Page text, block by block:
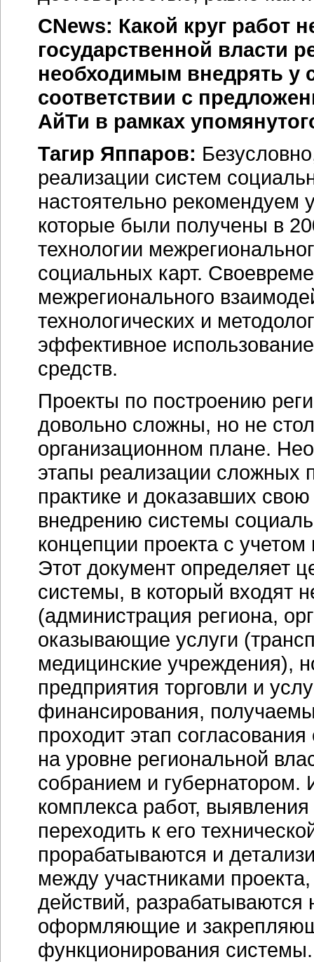
CNews: Какой круг работ
государственной власти
необходимым внедрять у
соответствии с
АйТи в рамках
Тагир Яппаров:
реализации систем
настоятельно рекомендуем
которые были получены в
технологии
социальных карт.
межрегионального
технологических и
эффективное
средств.
Проекты по построению
довольно сложны, но не
организационном плане.
этапы реализации сложных
практике и доказавших
внедрению системы
концепции проекта с
Этот документ определяет
системы, в который входят
(администрация региона,
оказывающие услуги
медицинские учреждения),
предприятия торговли и
финансирования,
проходит этап
на уровне региональной
собранием и губернатором.
комплекса работ,
переходить к его
прорабатываются и
между участниками
действий,
оформляющие и
функционирования системы.